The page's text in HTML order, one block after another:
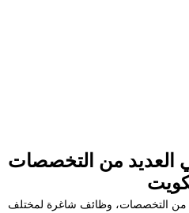
العديد من التخصصات
من التخصصات، وظائف شاغرة لمختلف